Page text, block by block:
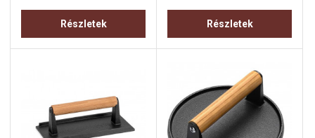
Részletek Részletek